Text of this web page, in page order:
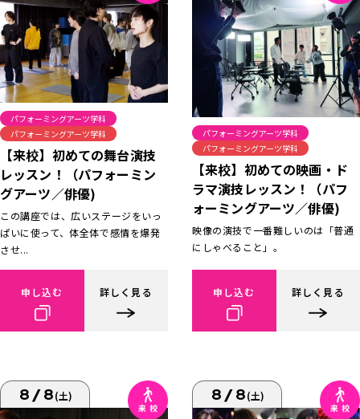
パフォーミングアーツ学科
パフォーミングアーツ学科
【来校】初めての舞台演技
レッスン！（パフォーミン
グアーツ／俳優)
この講座では、広いステージをいっ
ぱいに使って、体全体で感情を爆発
させ...
申し込む 詳しく見る
パフォーミングアーツ学科
パフォーミングアーツ学科
【来校】初めての映画・ド
ラマ演技レッスン！（パフ
ォーミングアーツ／俳優)
映像の演技で一番難しいのは「普通
にしゃべること」。
申し込む 詳しく見る
8/8(土) 8/8(土)